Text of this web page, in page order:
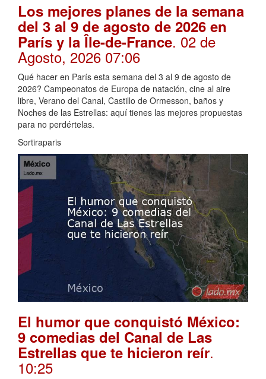
Los mejores planes de la semana
del 3 al 9 de agosto de 2026 en
París y la Île-de-France. 02 de
Agosto, 2026 07:06
Qué hacer en París esta semana del 3 al 9 de agosto de
2026? Campeonatos de Europa de natación, cine al aire
libre, Verano del Canal, Castillo de Ormesson, baños y
Noches de las Estrellas: aquí tienes las mejores propuestas
para no perdértelas.
Sortiraparis
El humor que conquistó México:
9 comedias del Canal de Las
Estrellas que te hicieron reír.
10:25